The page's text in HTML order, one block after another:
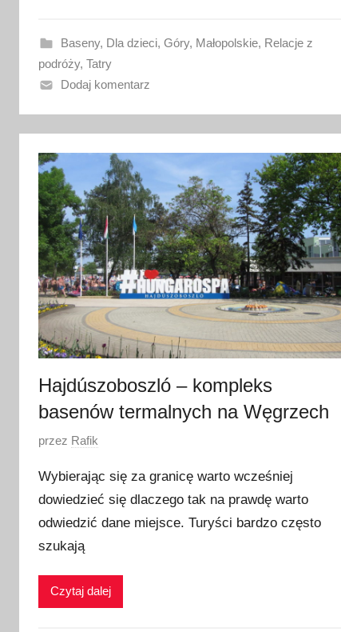
n
o
3
p
c
a
2
0
2
2
Baseny, Dla dzieci, Góry, Małopolskie, Relacje z
podróży, Tatry
Dodaj komentarz
Hajdúszoboszló – kompleks
basenów termalnych na Węgrzech
O
u
b
l
i
w
przez Rafik
Wybierając się za granicę warto wcześniej
dowiedzieć się dlaczego tak na prawdę warto
odwiedzić dane miejsce. Turyści bardzo często
szukają
Czytaj dalej